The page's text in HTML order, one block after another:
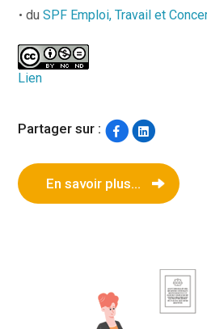
duSPF Emploi, Travail et
Lien
Partager sur :
En savoir plus...